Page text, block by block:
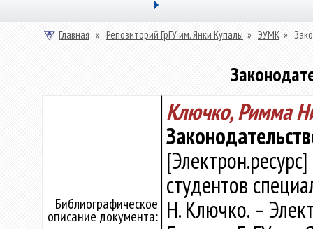
Главная » Репозиторий ГрГУ им. Янки Купалы » ЭУМК »
Библиографическое
описание документа:
Ключко, Римма
студентов
Н. Ключко. –